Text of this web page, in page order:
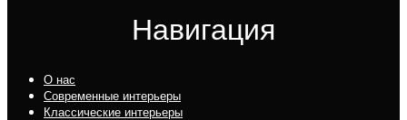
Навигация
О нас
Современные интерьеры
Классические интерьеры